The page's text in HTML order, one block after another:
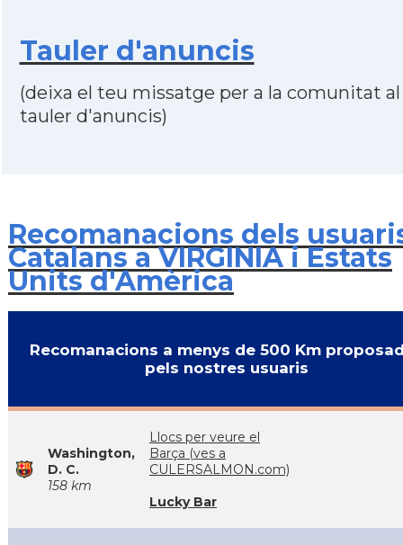
Tauler d'anuncis
(deixa el teu missatge per a la comunitat al
tauler d'anuncis)
Recomanacions dels
Catalans a VIRGINIA i Estats
Units d'Amèrica
Recomanacions a menys de 500 Km
pels nostres usuaris
Washington,
D. C.
158 km
Llocs per veure el
Barça (ves a
CULERSALMON.com)
Lucky Bar